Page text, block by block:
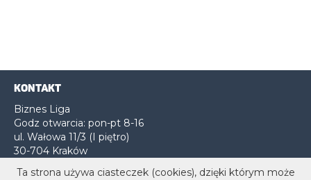
KONTAKT
Biznes Liga
Godz otwarcia: pon-pt 8-16
ul. Wałowa 11/3 (I piętro)
30-704 Kraków
Ta strona używa ciasteczek (cookies), dzięki którym może